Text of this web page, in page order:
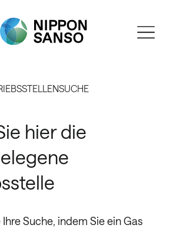
hier die
Suche, indem Sie ein Gas